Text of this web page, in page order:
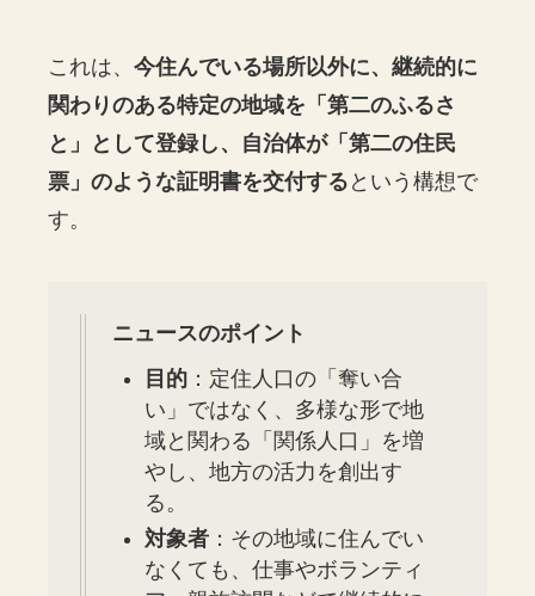
これは、今住んでいる場所以外に、継続的に
関わりのある特定の地域を「第二のふるさ
と」として登録し、自治体が「第二の住民
票」のような証明書を交付する という構想で
す。
ニュースのポイント
目的：定住人口の「奪い合
い」ではなく、多様な形で地
域と関わる「関係人口」を増
やし、地方の活力を創出す
る。
対象者：その地域に住んでい
なくても、仕事やボランティ